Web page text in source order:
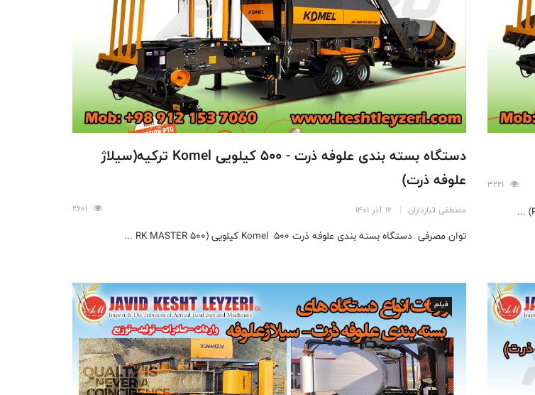
دستگاه بسته بندی علوفه ذرت - 500 کیلویی Komel ترکیه(سیلاژ
علوفه ذرت)
مصطفی انبارداران 12 آذر 1401
توان مصرفی دستگاه بسته بندی علوفه ذرت Komel 500 کیلویی (RK MASTER 500 ...
فیلم